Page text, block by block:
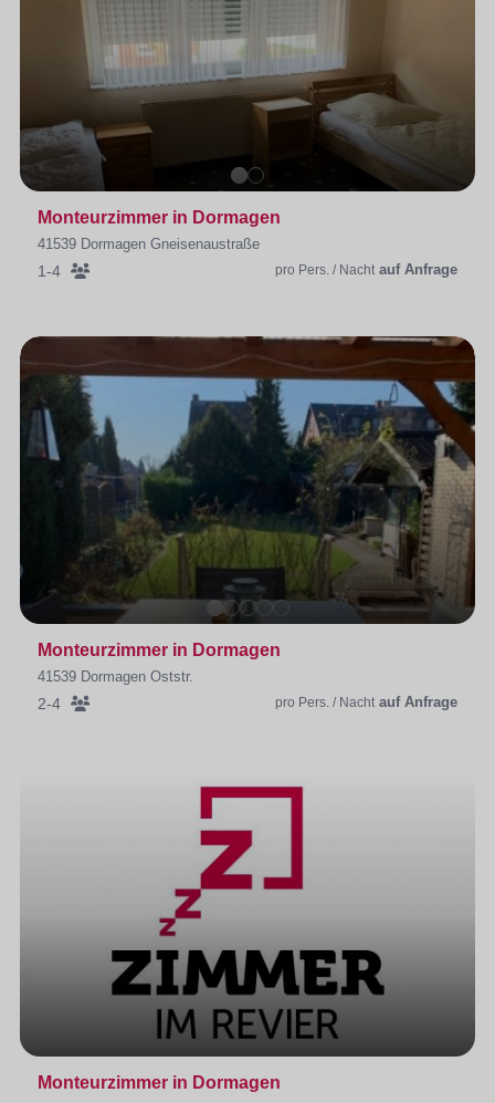
Monteurzimmer in Dormagen
41539 Dormagen Gneisenaustraße
1-4 pro Pers. / Nacht auf Anfrage
Monteurzimmer in Dormagen
41539 Dormagen Oststr.
2-4 pro Pers. / Nacht auf Anfrage
Monteurzimmer in Dormagen